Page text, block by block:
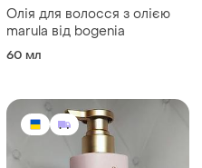
Олія для волосся з олією
marula від bogenia
60 мл